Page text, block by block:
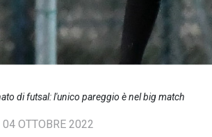
di futsal: l'unico pareggio è nel big match
04 OTTOBRE 2022